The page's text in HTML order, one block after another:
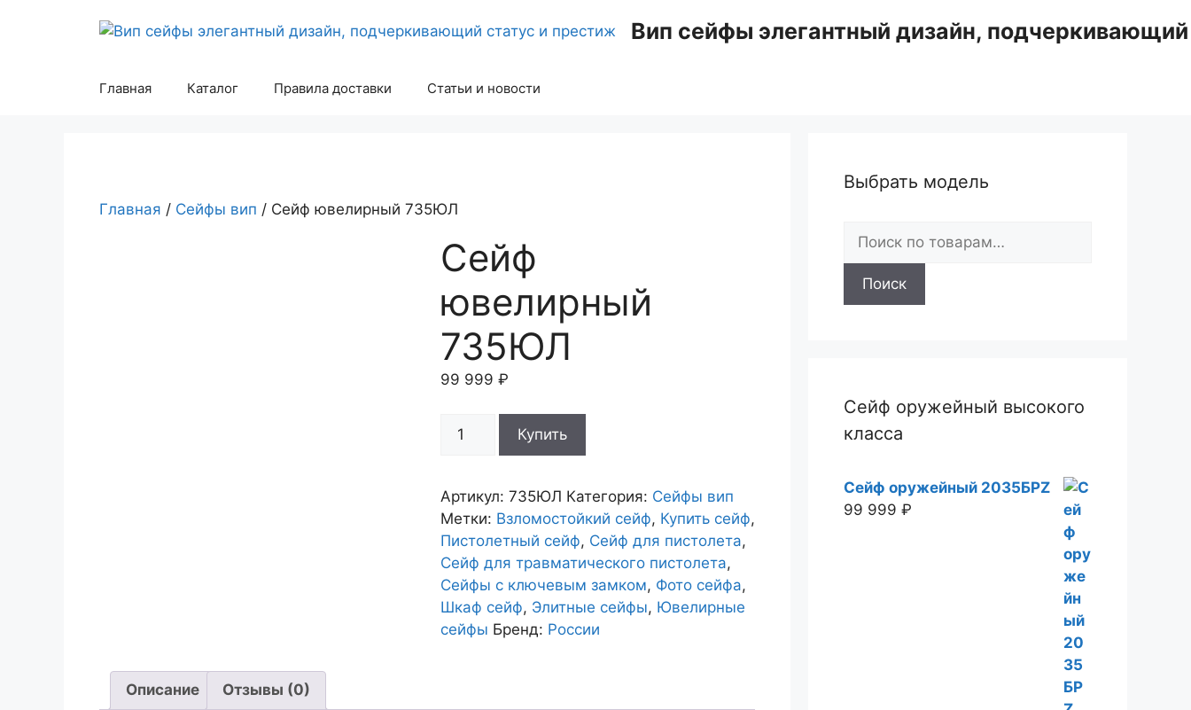
Вип сейфы элегантный дизайн,
Главная Каталог Правила доставки Статьи и новости
Главная / Сейфы вип / Сейф ювелирный 735ЮЛ
Сейф
ювелирный
735ЮЛ
99 999 ₽
товара
ювелирный
735ЮЛ
Купить
Артикул: 735ЮЛ Категория: Сейфы вип
Метки: Взломостойкий сейф, Купить сейф,
Пистолетный сейф, Сейф для пистолета,
Сейф для травматического пистолета,
Сейфы с ключевым замком, Фото сейфа,
Шкаф сейф, Элитные сейфы, Ювелирные
сейфы Бренд: России
Описание Отзывы (0)
Выбрать модель
Искать:
Поиск
Сейф оружейный высокого
класса
Сейф оружейный 2035БРZ
99 999 ₽